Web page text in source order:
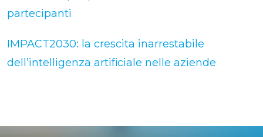
partecipanti
IMPACT2030: la crescita inarrestabile
dell’intelligenza artificiale nelle aziende